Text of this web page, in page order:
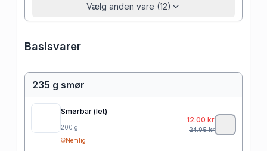
Vælg anden vare (12)
Basisvarer
235 g smør
Smørbar (let)
200 g
Nemlig
12.00 kr
24.95kr